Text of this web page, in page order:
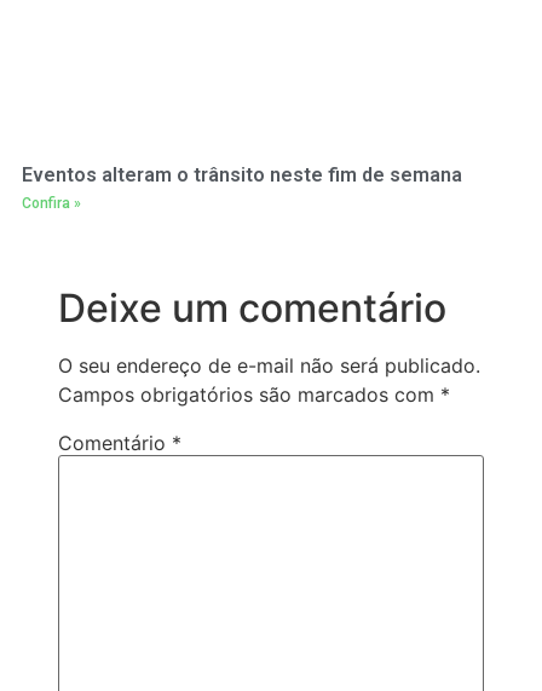
Eventos alteram o trânsito neste fim de semana
Confira »
Deixe um comentário
O seu endereço de e-mail não será publicado.
Campos obrigatórios são marcados com *
Comentário *